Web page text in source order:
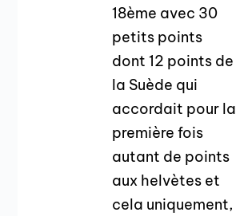
18ème avec 30
petits points
dont 12 points de
la Suède qui
accordait pour la
première fois
autant de points
aux helvètes et
cela uniquement,